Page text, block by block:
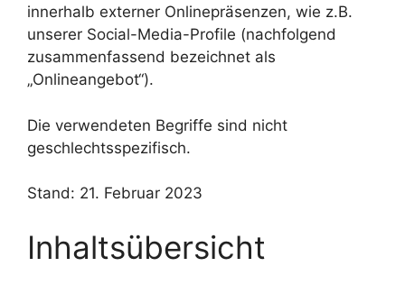
innerhalb externer Onlinepräsenzen, wie z.B.
unserer Social-Media-Profile (nachfolgend
zusammenfassend bezeichnet als
„Onlineangebot“).
Die verwendeten Begriffe sind nicht
geschlechtsspezifisch.
Stand: 21. Februar 2023
Inhaltsübersicht